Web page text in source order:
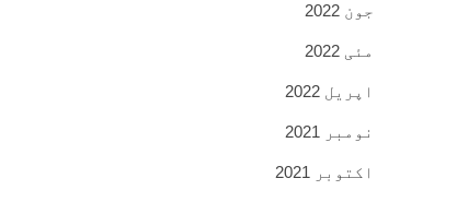
جون 2022
مئی 2022
اپریل 2022
نومبر 2021
اکتوبر 2021